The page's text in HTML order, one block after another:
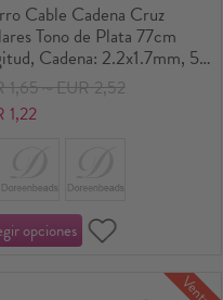
Cable Cadena Cruz
Tono de Plata 77cm
Cadena: 2.2x1.7mm, 5
1,65～EUR 2,52
1,22
Venta